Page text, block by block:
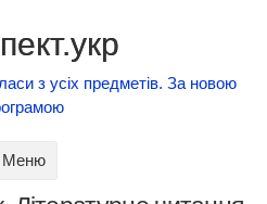
з усіх предметів. За новою
Меню